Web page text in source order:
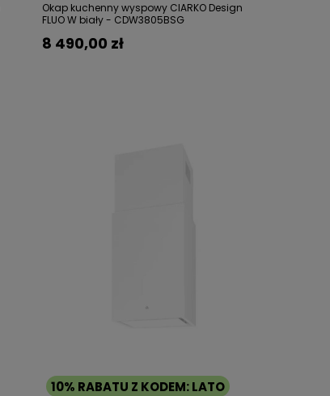
Okap kuchenny wyspowy CIARKO Design
FLUO W biały - CDW3805BSG
8 490,00 zł
10% RABATU Z KODEM: LATO